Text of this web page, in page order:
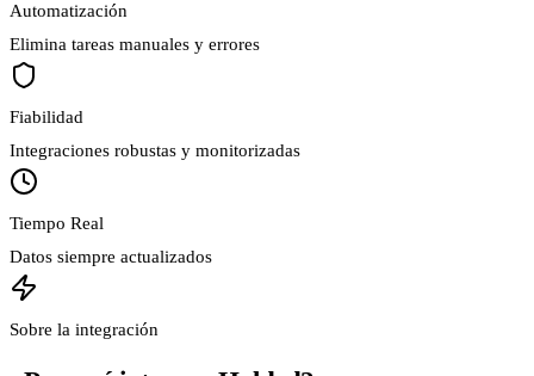
Automatización
Elimina tareas manuales y errores
Fiabilidad
Integraciones robustas y monitorizadas
Tiempo Real
Datos siempre actualizados
Sobre la integración